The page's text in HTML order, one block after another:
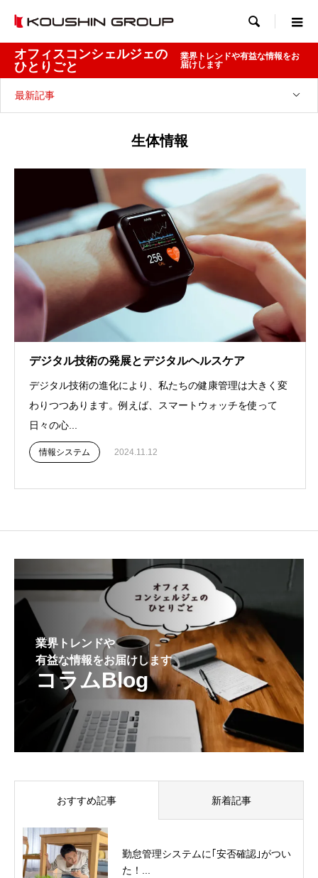

オフィスコンシェルジェの
ひとりごと
業界トレンドや有益な情報をお
届けします
最新記事
生体情報
デジタル技術の発展とデジタルヘルスケア
デジタル技術の進化により、私たちの健康管理は大きく変
わりつつあります。例えば、スマートウォッチを使って
日々の心...
情報システム 2024.11.12
業界トレンドや
有益な情報をお届けします
コラムBlog
おすすめ記事 新着記事
勤怠管理システムに｢安否確認｣がつい
た！...